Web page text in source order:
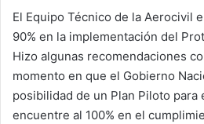
El Equipo Técnico de la Aerocivil
90% en la implementación del
Hizo algunas recomendaciones
momento en que el Gobierno
posibilidad de un Plan Piloto para
encuentre al 100% en el